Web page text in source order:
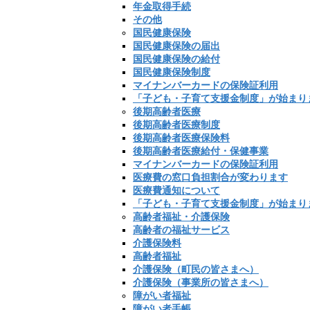
年金取得手続
その他
国民健康保険
国民健康保険の届出
国民健康保険の給付
国民健康保険制度
マイナンバーカードの保険証利用
「子ども・子育て支援金制度」が始まり
後期高齢者医療
後期高齢者医療制度
後期高齢者医療保険料
後期高齢者医療給付・保健事業
マイナンバーカードの保険証利用
医療費の窓口負担割合が変わります
医療費通知について
「子ども・子育て支援金制度」が始まり
高齢者福祉・介護保険
高齢者の福祉サービス
介護保険料
高齢者福祉
介護保険（町民の皆さまへ）
介護保険（事業所の皆さまへ）
障がい者福祉